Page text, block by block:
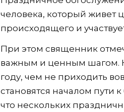
человека, который
происходящего и
При этом священник
важным и ценным шагом.
году, чем не приходить
становятся началом пути
что нескольких